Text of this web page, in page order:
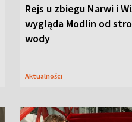
Rejs u zbiegu Narwi i
wygląda Modlin od
wody
Aktualności